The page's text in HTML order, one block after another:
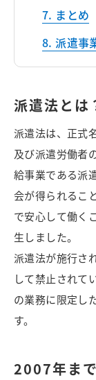
まとめ
派遣事
派遣法とは
派遣法は、正式
及び派遣労働者
給事業である派
会が得られるこ
で安心して働く
生しました。
派遣法が施行さ
して禁止されて
の業務に限定し
す。
2007年ま